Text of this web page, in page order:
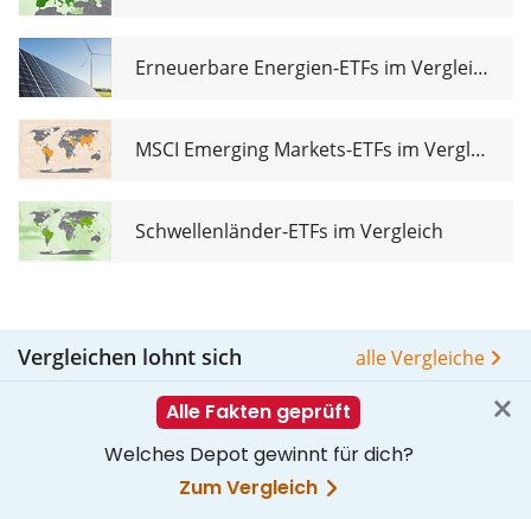
Erneuerbare Energien-ETFs im Vergleich
MSCI Emerging Markets-ETFs im Vergleich
Schwellenländer-ETFs im Vergleich
Vergleichen lohnt sich alle Vergleiche